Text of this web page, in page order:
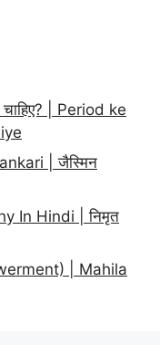
चाहिए? | Period ke
| जैस्मिन
In Hindi | निमृत
| Mahila